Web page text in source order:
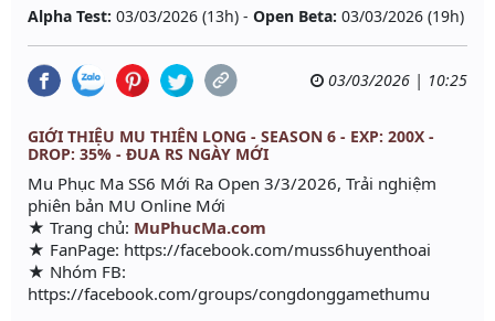
Alpha Test: 03/03/2026 (13h) - Open Beta: 03/03/2026 (19h)
03/03/2026 | 10:25
GIỚI THIỆU MU THIÊN LONG - SEASON 6 - EXP: 200X -
DROP: 35% - ĐUA RS NGÀY MỚI
Mu Phục Ma SS6 Mới Ra Open 3/3/2026, Trải nghiệm
phiên bản MU Online Mới
★ Trang chủ: MuPhucMa.com
★ FanPage: https://facebook.com/muss6huyenthoai
★ Nhóm FB:
https://facebook.com/groups/congdonggamethumu